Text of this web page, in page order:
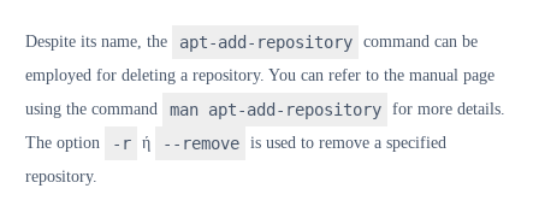
Despite its name, the apt-add-repository
command can be
employed for deleting a repository. You can refer to the manual page
using the command
man apt-add-repository
for more details.
The option
-r ή --remove
is used to remove a specified
repository.